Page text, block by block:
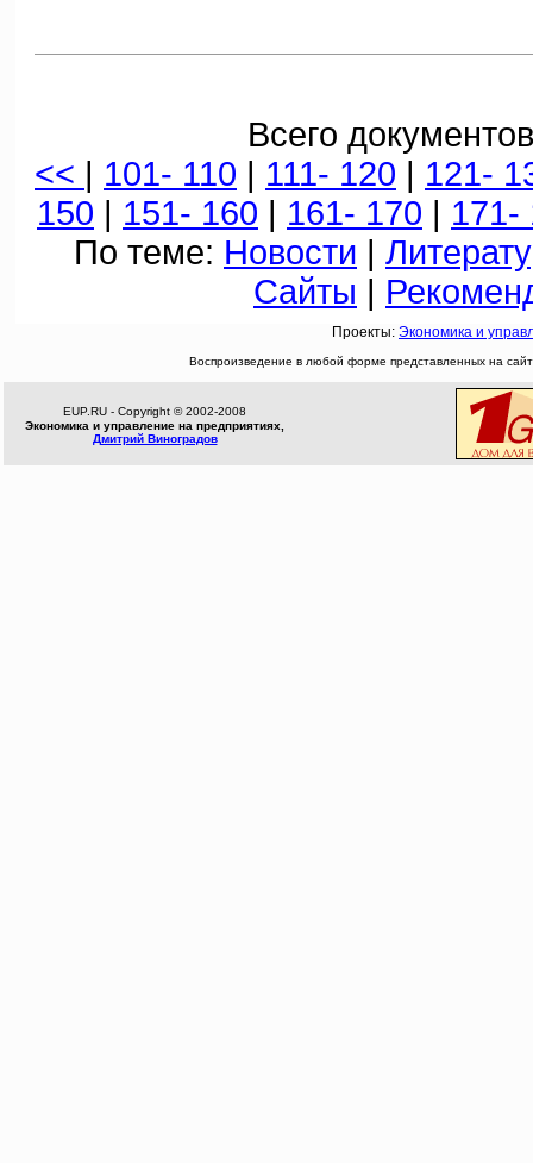
Всего
<< | 101- 110 | 111- 120 | 121-
150 | 151- 160 | 161- 170 | 171-
По теме: Новости |
Сайты |
Проекты: Экономика и
Воспроизведение в любой форме представленных на
EUP.RU - Copyright © 2002-2008
Экономика и управление на предприятиях,
Дмитрий Виноградов